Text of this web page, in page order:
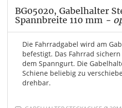
BG05020, Gabelhalter
Spannbreite 110 mm -
Die Fahrradgabel wird am
befestigt. Das Fahrrad
dem Spanngurt. Die
Schiene beliebig zu
drehbar.